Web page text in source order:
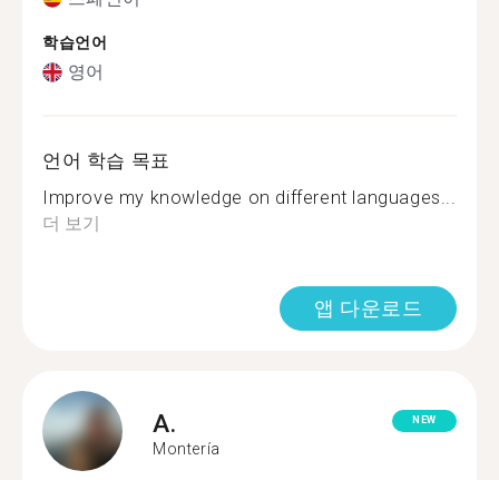
학습언어
영어
언어 학습 목표
Improve my knowledge on different languages...
더 보기
앱 다운로드
A.
Montería
NEW